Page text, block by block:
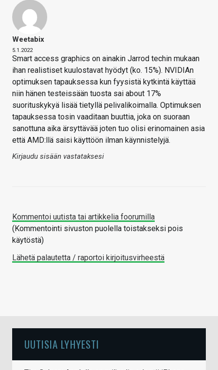
Weetabix
5.1.2022
Smart access graphics on ainakin Jarrod techin mukaan
ihan realistiset kuulostavat hyödyt (ko. 15%). NVIDIAn
optimuksen tapauksessa kun fyysistä kytkintä käyttää
niin hänen testeissään tuosta sai about 17%
suorituskykyä lisää tietyllä pelivalikoimalla. Optimuksen
tapauksessa tosin vaaditaan buuttia, joka on suoraan
sanottuna aika ärsyttävää joten tuo olisi erinomainen asia
että AMD:llä saisi käyttöön ilman käynnistelyjä.
Kirjaudu sisään vastataksesi
Kommentoi uutista tai artikkelia foorumilla
(Kommentointi sivuston puolella toistakseksi pois
käytöstä)
Lähetä palautetta / raportoi kirjoitusvirheestä
UUTISIA LYHYESTI